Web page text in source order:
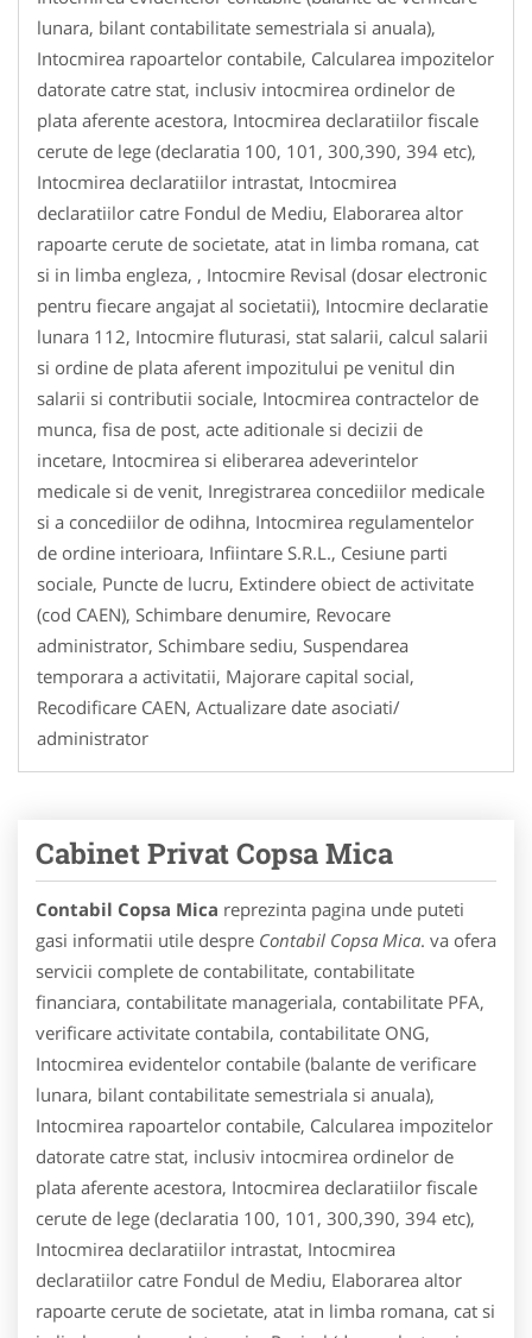
lunara, bilant contabilitate semestriala si anuala),
Intocmirea rapoartelor contabile, Calcularea impozitelor
datorate catre stat, inclusiv intocmirea ordinelor de
plata aferente acestora, Intocmirea declaratiilor fiscale
cerute de lege (declaratia 100, 101, 300,390, 394 etc),
Intocmirea declaratiilor intrastat, Intocmirea
declaratiilor catre Fondul de Mediu, Elaborarea altor
rapoarte cerute de societate, atat in limba romana, cat
si in limba engleza, , Intocmire Revisal (dosar electronic
pentru fiecare angajat al societatii), Intocmire declaratie
lunara 112, Intocmire fluturasi, stat salarii, calcul salarii
si ordine de plata aferent impozitului pe venitul din
salarii si contributii sociale, Intocmirea contractelor de
munca, fisa de post, acte aditionale si decizii de
incetare, Intocmirea si eliberarea adeverintelor
medicale si de venit, Inregistrarea concediilor medicale
si a concediilor de odihna, Intocmirea regulamentelor
de ordine interioara, Infiintare S.R.L., Cesiune parti
sociale, Puncte de lucru, Extindere obiect de activitate
(cod CAEN), Schimbare denumire, Revocare
administrator, Schimbare sediu, Suspendarea
temporara a activitatii, Majorare capital social,
Recodificare CAEN, Actualizare date asociati/
administrator
Cabinet Privat Copsa Mica
Contabil Copsa Mica reprezinta pagina unde puteti
gasi informatii utile despre Contabil Copsa Mica. va ofera
servicii complete de contabilitate, contabilitate
financiara, contabilitate manageriala, contabilitate PFA,
verificare activitate contabila, contabilitate ONG,
Intocmirea evidentelor contabile (balante de verificare
lunara, bilant contabilitate semestriala si anuala),
Intocmirea rapoartelor contabile, Calcularea impozitelor
datorate catre stat, inclusiv intocmirea ordinelor de
plata aferente acestora, Intocmirea declaratiilor fiscale
cerute de lege (declaratia 100, 101, 300,390, 394 etc),
Intocmirea declaratiilor intrastat, Intocmirea
declaratiilor catre Fondul de Mediu, Elaborarea altor
rapoarte cerute de societate, atat in limba romana, cat si